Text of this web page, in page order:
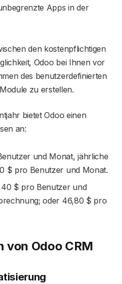
Apps in der
den kostenpflichtigen
Odoo bei Ihnen vor
des benutzerdefinierten
zu erstellen.
bietet Odoo einen
an:
und Monat, jährliche
$ pro Benutzer und Monat.
$ pro Benutzer und
oder 46,80 $ pro
von Odoo CRM